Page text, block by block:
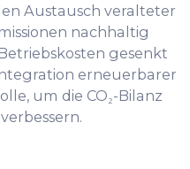
Austausch veralteter
nachhaltig
gesenkt
erneuerbarer
um die CO₂-Bilanz